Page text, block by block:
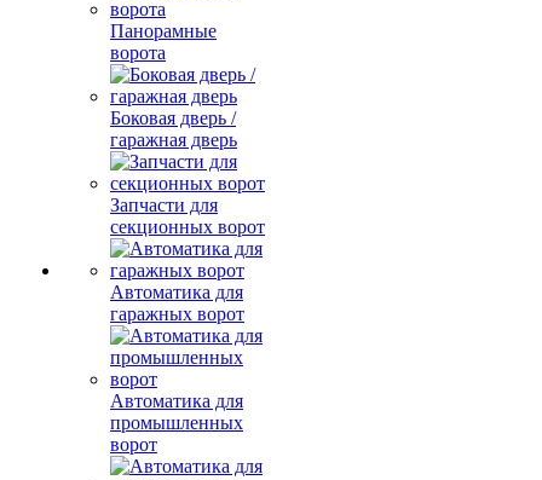
Панорамные
ворота
Боковая дверь /
гаражная дверь
Запчасти для
секционных ворот
Автоматика для
гаражных ворот
Автоматика для
промышленных
ворот